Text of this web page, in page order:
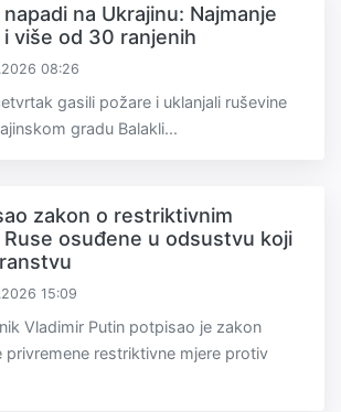
na Ukrajinu: Najmanje
više od 30 ranjenih
08:26
gasili požare i uklanjali ruševine
gradu Balakli...
zakon o restriktivnim
Ruse osuđene u odsustvu koji
15:09
Vladimir Putin potpisao je zakon
privremene restriktivne mjere protiv